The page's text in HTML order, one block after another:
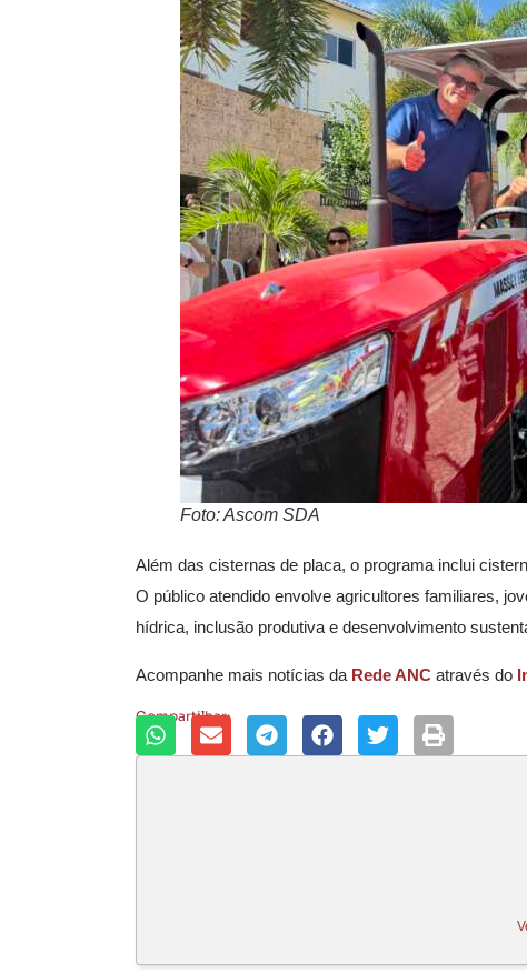
Foto: Ascom SDA
Além das cisternas de placa, o programa inclui
O público atendido envolve agricultores familiares,
hídrica, inclusão produtiva e desenvolvimento
Acompanhe mais notícias da Rede ANC através do
Compartilhar: